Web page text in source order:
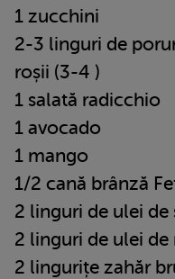
1 zucchini
2-3 linguri de
roșii (3-4 )
1 salată radicchio
1 avocado
1 mango
1/2 cană brânză
2 linguri de ulei de
2 linguri de ulei de
2 lingurițe zahăr